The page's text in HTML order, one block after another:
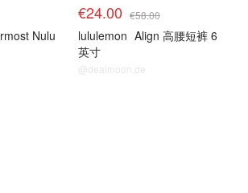
Nulu
€24.00 €58.00
lululemon Align 高腰短裤 6
英寸
@dealmoon.de